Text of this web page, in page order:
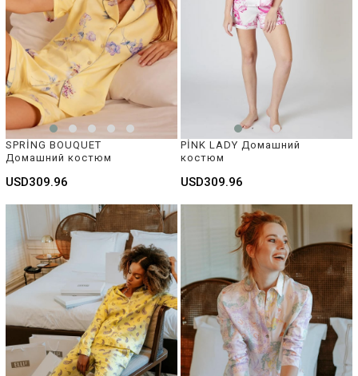
SPRİNG BOUQUET
Домашний костюм
USD309.96
PİNK LADY Домашний
костюм
USD309.96